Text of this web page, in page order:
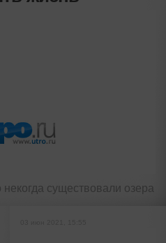
существовали озера